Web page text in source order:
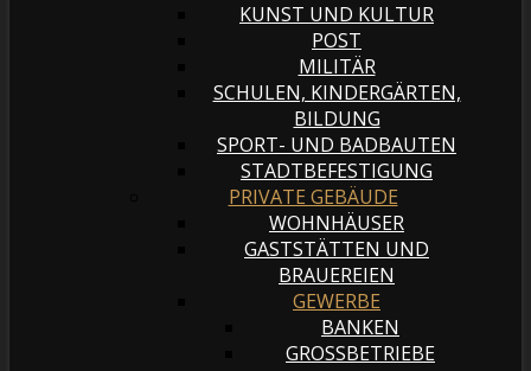
KUNST UND KULTUR
POST
MILITÄR
SCHULEN, KINDERGÄRTEN,
BILDUNG
SPORT- UND BADBAUTEN
STADTBEFESTIGUNG
PRIVATE GEBÄUDE
WOHNHÄUSER
GASTSTÄTTEN UND
BRAUEREIEN
GEWERBE
BANKEN
GROSSBETRIEBE